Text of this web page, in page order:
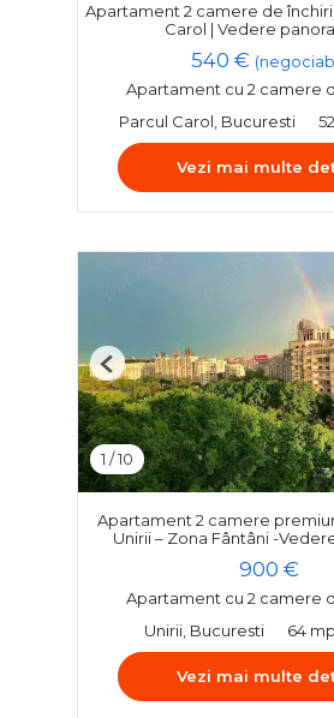
Apartament 2 camere de
Carol | Vedere
540 €
Apartament cu 2 camere
Parcul Carol, Bucuresti
Vezi mai multe
1 /10
Previous
Apartament 2 camere
Unirii – Zona Fântâni -
900 €
Apartament cu 2 camere
Unirii, Bucuresti
64 mp
Vezi mai multe